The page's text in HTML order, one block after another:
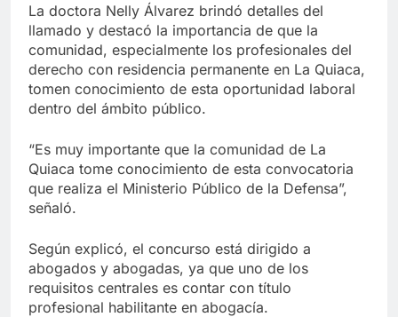
La doctora Nelly Álvarez brindó detalles del
llamado y destacó la importancia de que la
comunidad, especialmente los profesionales del
derecho con residencia permanente en La Quiaca,
tomen conocimiento de esta oportunidad laboral
dentro del ámbito público.
“Es muy importante que la comunidad de La
Quiaca tome conocimiento de esta convocatoria
que realiza el Ministerio Público de la Defensa”,
señaló.
Según explicó, el concurso está dirigido a
abogados y abogadas, ya que uno de los
requisitos centrales es contar con título
profesional habilitante en abogacía.